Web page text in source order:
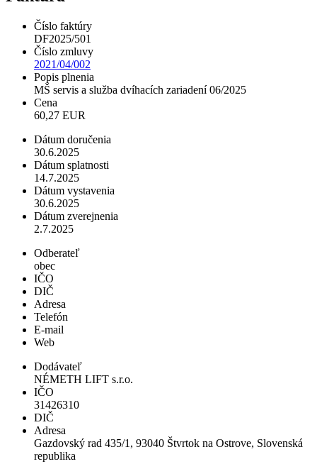
Číslo faktúry
DF2025/501
Číslo zmluvy
2021/04/002
Popis plnenia
MŠ servis a služba dvíhacích zariadení 06/2025
Cena
60,27 EUR
Dátum doručenia
30.6.2025
Dátum splatnosti
14.7.2025
Dátum vystavenia
30.6.2025
Dátum zverejnenia
2.7.2025
Odberateľ
obec
IČO
DIČ
Adresa
Telefón
E-mail
Web
Dodávateľ
NÉMETH LIFT s.r.o.
IČO
31426310
DIČ
Adresa
Gazdovský rad 435/1, 93040 Štvrtok na Ostrove, Slovenská
republika